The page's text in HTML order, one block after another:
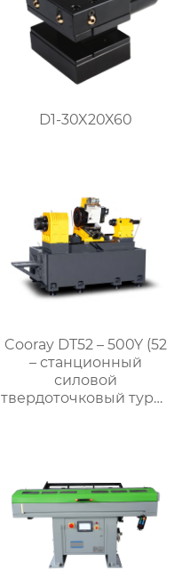
D1-30X20X60
Cooray DT52 – 500Y (52
– станционный
силовой
твердоточковый турет